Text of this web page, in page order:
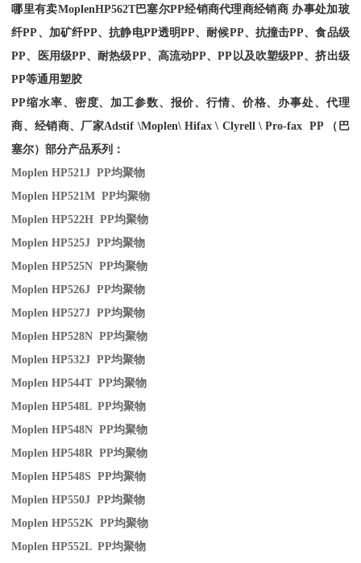
哪里有卖MoplenHP562T巴塞尔PP经销商代理商经销商 办事处加玻
纤PP、加矿纤PP、抗静电PP透明PP、耐候PP、抗撞击PP、食品级
PP、医用级PP、耐热级PP、高流动PP、PP以及吹塑级PP、挤出级
PP等通用塑胶
PP缩水率、密度、加工参数、报价、行情、价格、办事处、代理
商、经销商、厂家Adstif \Moplen\ Hifax \ Clyrell \ Pro-fax PP （巴
塞尔）部分产品系列：
Moplen HP521J PP均聚物
Moplen HP521M PP均聚物
Moplen HP522H PP均聚物
Moplen HP525J PP均聚物
Moplen HP525N PP均聚物
Moplen HP526J PP均聚物
Moplen HP527J PP均聚物
Moplen HP528N PP均聚物
Moplen HP532J PP均聚物
Moplen HP544T PP均聚物
Moplen HP548L PP均聚物
Moplen HP548N PP均聚物
Moplen HP548R PP均聚物
Moplen HP548S PP均聚物
Moplen HP550J PP均聚物
Moplen HP552K PP均聚物
Moplen HP552L PP均聚物